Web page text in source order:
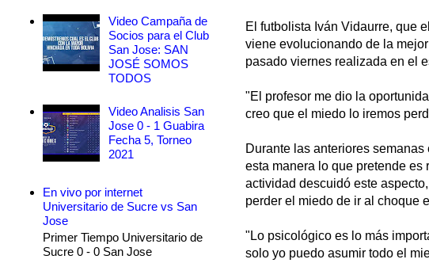
El futbolista Iván Vidaurre, que
viene evolucionando de la
pasado viernes realizada en el
"El profesor me dio la
creo que el miedo lo iremos
Durante las anteriores
esta manera lo que pretende es
actividad descuidó este
perder el miedo de ir al choque
"Lo psicológico es lo más
solo yo puedo asumir todo el
Video Campaña de
Socios para el Club
San Jose: SAN
JOSÉ SOMOS
TODOS
Video Analisis San
Jose 0 - 1 Guabira
Fecha 5, Torneo
2021
En vivo por internet
Universitario de Sucre vs San
Jose
Primer Tiempo Universitario de
Sucre 0 - 0 San Jose